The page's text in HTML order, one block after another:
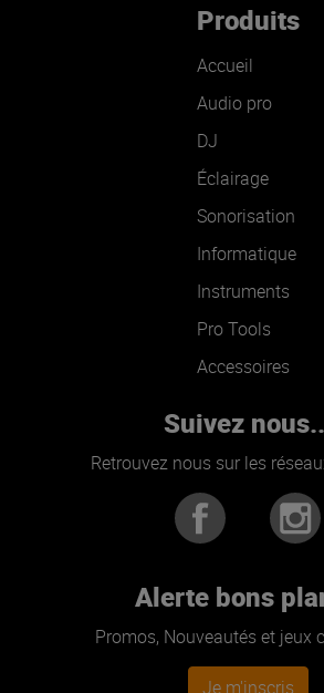
Produits
Accueil
Audio pro
DJ
Éclairage
Sonorisation
Informatique
Instruments
Pro Tools
Accessoires
Suivez
Retrouvez nous sur les
Alerte bons
Promos, Nouveautés et jeux
Je m'inscris